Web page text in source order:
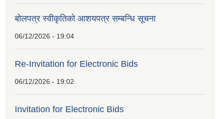
बोलपत्र स्वीकृतिको आशयपत्र सम्बन्धि सूचना
06/12/2026 - 19:04
Re-Invitation for Electronic Bids
06/12/2026 - 19:02
Invitation for Electronic Bids